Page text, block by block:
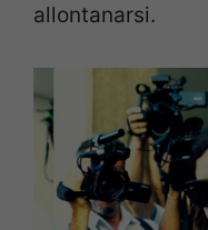
allontanarsi.